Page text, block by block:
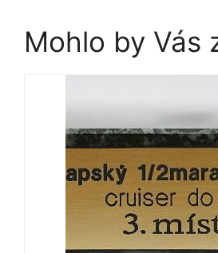
Mohlo by Vás